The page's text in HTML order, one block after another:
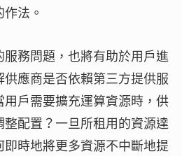
法。
務問題，也將有助於用戶進
應商是否依賴第三方提供服
戶需要擴充運算資源時，供
配置？一旦所租用的資源達
時地將更多資源不中斷地提